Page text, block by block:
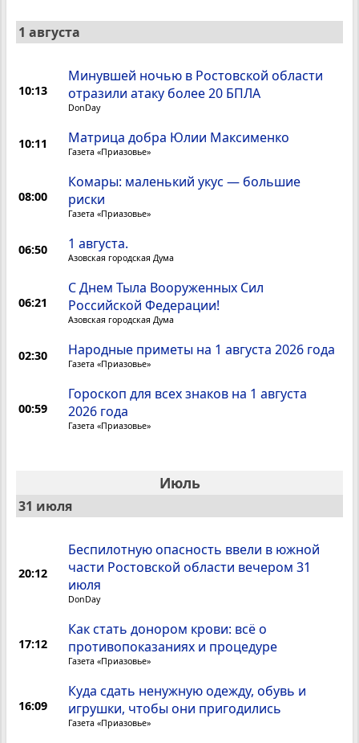
1 августа
10:13
Минувшей ночью в Ростовской области
отразили атаку более 20 БПЛА
DonDay
10:11 Матрица добра Юлии Максименко
Газета «Приазовье»
08:00
Комары: маленький укус — большие
риски
Газета «Приазовье»
06:50 1 августа.
Азовская городская Дума
06:21
С Днем Тыла Вооруженных Сил
Российской Федерации!
Азовская городская Дума
02:30 Народные приметы на 1 августа 2026 года
Газета «Приазовье»
00:59
Гороскоп для всех знаков на 1 августа
2026 года
Газета «Приазовье»
Июль
31 июля
20:12
Беспилотную опасность ввели в южной
части Ростовской области вечером 31
июля
DonDay
17:12
Как стать донором крови: всё о
противопоказаниях и процедуре
Газета «Приазовье»
16:09
Куда сдать ненужную одежду, обувь и
игрушки, чтобы они пригодились
Газета «Приазовье»